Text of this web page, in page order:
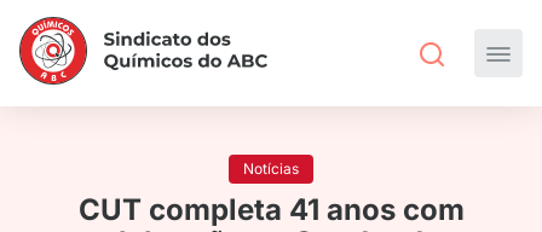
Notícias
CUT completa 41 anos com